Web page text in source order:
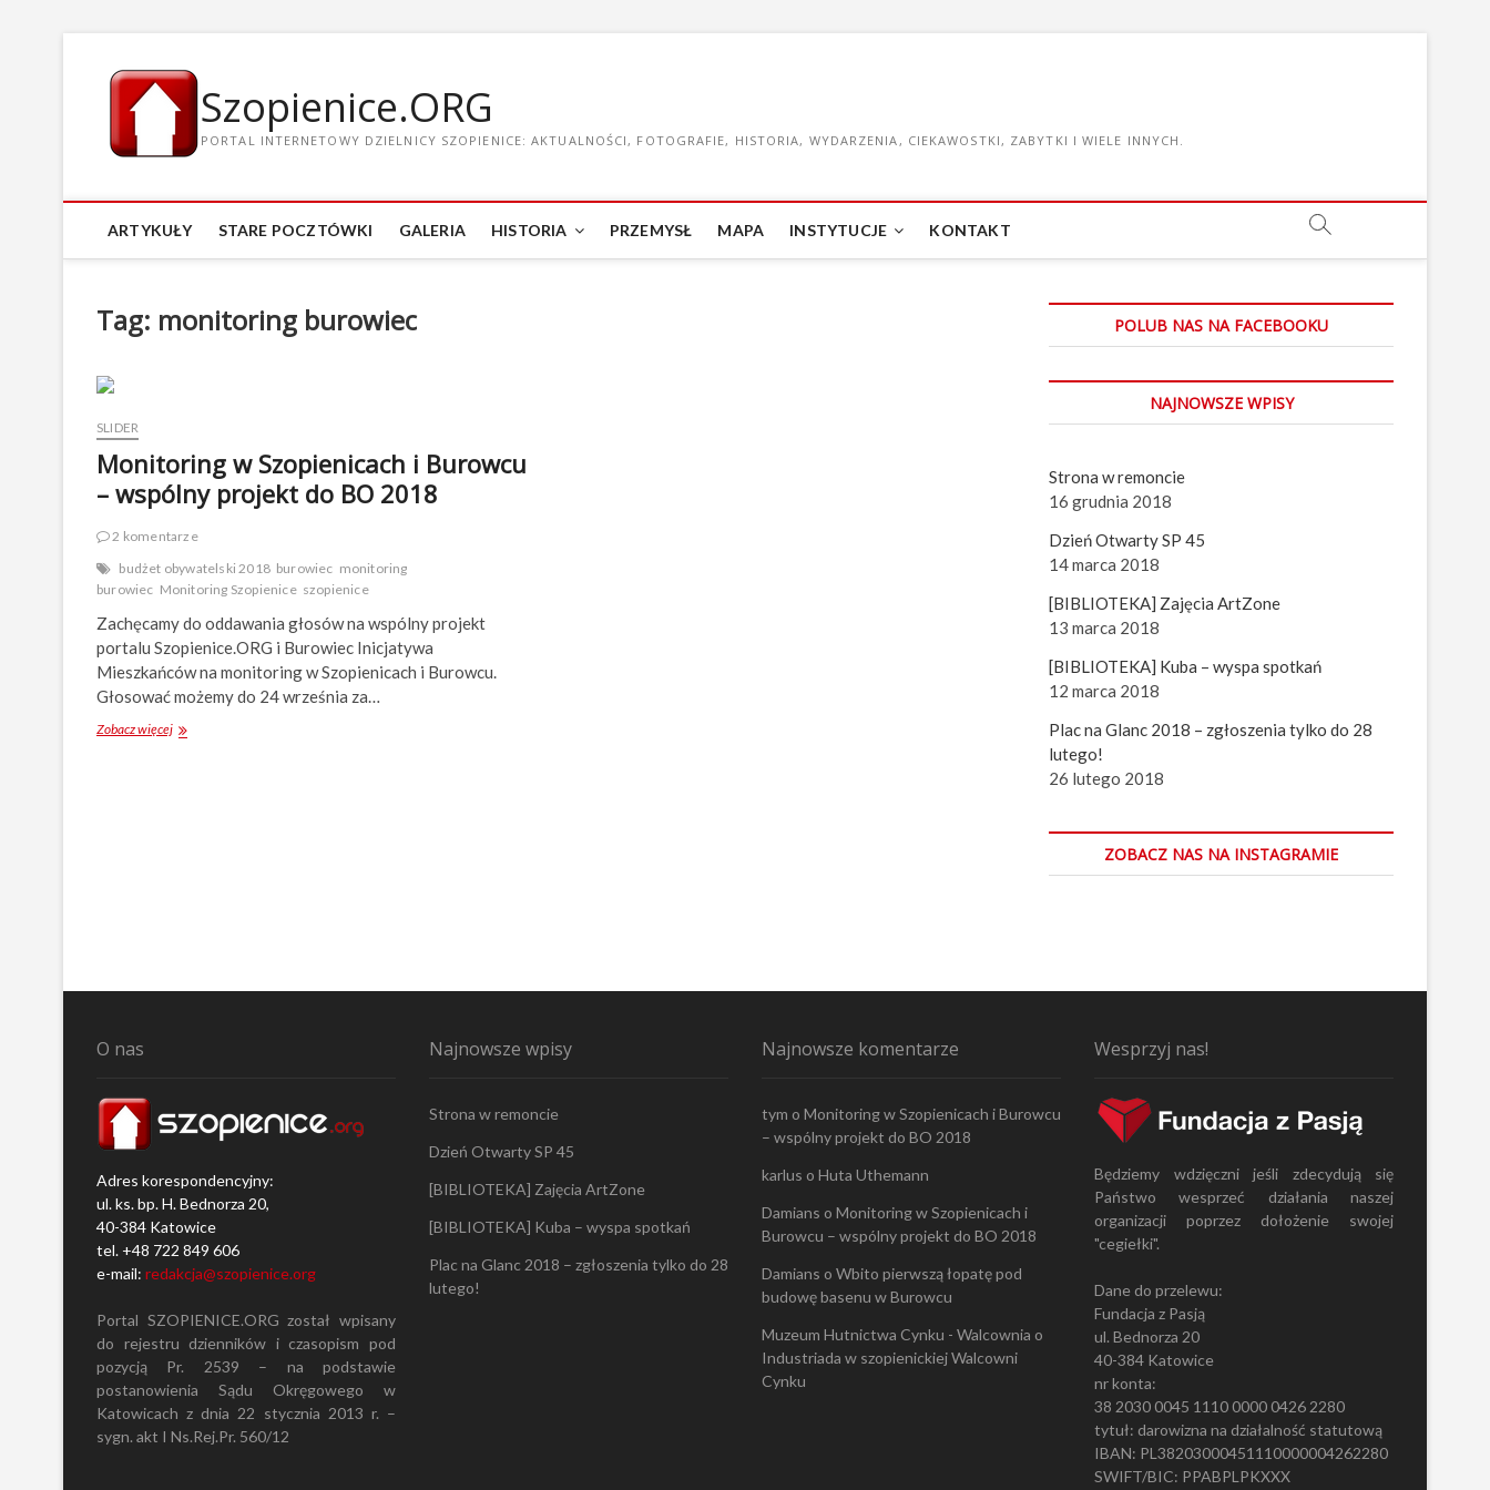
Szopienice.ORG
PORTAL INTERNETOWY DZIELNICY SZOPIENICE: AKTUALNOŚCI, FOTOGRAFIE, HISTORIA, WYDARZENIA, CIEKAWOSTKI, ZABYTKI I WIELE INNYCH.
ARTYKUŁY STARE POCZTÓWKI GALERIA HISTORIA PRZEMYSŁ MAPA INSTYTUCJE KONTAKT
Tag: monitoring burowiec
SLIDER
Monitoring w Szopienicach i Burowcu
– wspólny projekt do BO 2018
2 komentarze
budżet obywatelski 2018 burowiec monitoring
burowiec Monitoring Szopienice szopienice
Zachęcamy do oddawania głosów na wspólny projekt
portalu Szopienice.ORG i Burowiec Inicjatywa
Mieszkańców na monitoring w Szopienicach i Burowcu.
Głosować możemy do 24 września za…
Zobacz więcej M
o
a
i
B
u
r
o
u
–
w
s
p
ó
POLUB NAS NA FACEBOOKU
NAJNOWSZE WPISY
Strona w remoncie
16 grudnia 2018
Dzień Otwarty SP 45
14 marca 2018
[BIBLIOTEKA] Zajęcia ArtZone
13 marca 2018
[BIBLIOTEKA] Kuba – wyspa spotkań
12 marca 2018
Plac na Glanc 2018 – zgłoszenia tylko do 28
lutego!
26 lutego 2018
ZOBACZ NAS NA INSTAGRAMIE
O nas
Adres korespondencyjny:
ul. ks. bp. H. Bednorza 20,
40-384 Katowice
tel. +48 722 849 606
e-mail: redakcja@szopienice.org
Portal SZOPIENICE.ORG został wpisany
do rejestru dzienników i czasopism pod
pozycją Pr. 2539 – na podstawie
postanowienia Sądu Okręgowego w
Katowicach z dnia 22 stycznia 2013 r. –
sygn. akt I Ns.Rej.Pr. 560/12
Najnowsze wpisy
Strona w remoncie
Dzień Otwarty SP 45
[BIBLIOTEKA] Zajęcia ArtZone
[BIBLIOTEKA] Kuba – wyspa spotkań
Plac na Glanc 2018 – zgłoszenia tylko do 28
lutego!
Najnowsze komentarze
tym o Monitoring w Szopienicach i Burowcu
– wspólny projekt do BO 2018
karlus o Huta Uthemann
Damians o Monitoring w Szopienicach i
Burowcu – wspólny projekt do BO 2018
Damians o Wbito pierwszą łopatę pod
budowę basenu w Burowcu
Muzeum Hutnictwa Cynku - Walcownia o
Industriada w szopienickiej Walcowni
Cynku
Wesprzyj nas!
Będziemy wdzięczni jeśli zdecydują się
Państwo wesprzeć działania naszej
organizacji poprzez dołożenie swojej
"cegiełki".
Dane do przelewu:
Fundacja z Pasją
ul. Bednorza 20
40-384 Katowice
nr konta:
38 2030 0045 1110 0000 0426 2280
tytuł: darowizna na działalność statutową
IBAN: PL38203000451110000004262280
SWIFT/BIC: PPABPLPKXXX